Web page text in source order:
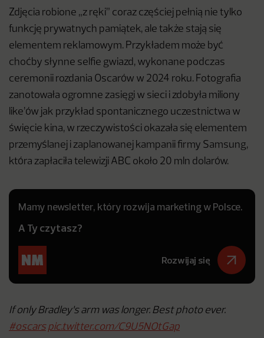
Zdjęcia robione „z ręki” coraz częściej pełnią nie tylko
funkcję prywatnych pamiątek, ale także stają się
elementem reklamowym. Przykładem może być
choćby słynne selfie gwiazd, wykonane podczas
ceremonii rozdania Oscarów w 2024 roku. Fotografia
zanotowała ogromne zasięgi w sieci i zdobyła miliony
like’ów jak przykład spontanicznego uczestnictwa w
święcie kina, w rzeczywistości okazała się elementem
przemyślanej i zaplanowanej kampanii firmy Samsung,
która zapłaciła telewizji ABC około 20 mln dolarów.
Mamy newsletter, który rozwija marketing w Polsce.
A Ty czytasz?
Rozwijaj się
If only Bradley's arm was longer. Best photo ever.
#oscars pic.twitter.com/C9U5NOtGap